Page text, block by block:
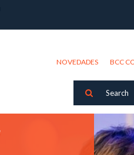
NOVEDADES BCC